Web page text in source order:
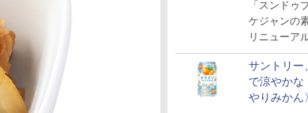
「スンドゥ
ケジャンの
リニューア
サントリー
で涼やかな
やりみかん